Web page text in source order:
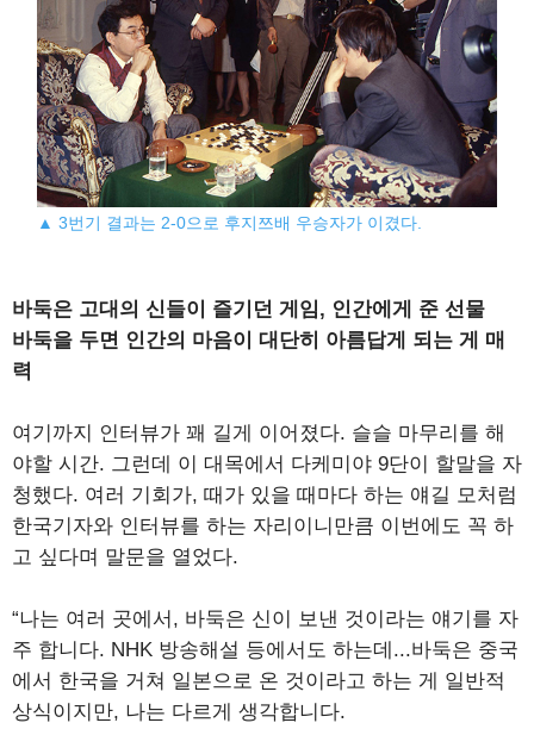
▲ 3번기 결과는 2-0으로 후지쯔배 우승자가 이겼다.
바둑은 고대의 신들이 즐기던 게임, 인간에게 준 선물
바둑을 두면 인간의 마음이 대단히 아름답게 되는 게 매
력
여기까지 인터뷰가 꽤 길게 이어졌다. 슬슬 마무리를 해
야할 시간. 그런데 이 대목에서 다케미야 9단이 할말을 자
청했다. 여러 기회가, 때가 있을 때마다 하는 얘길 모처럼
한국기자와 인터뷰를 하는 자리이니만큼 이번에도 꼭 하
고 싶다며 말문을 열었다.
“나는 여러 곳에서, 바둑은 신이 보낸 것이라는 얘기를 자
주 합니다. NHK 방송해설 등에서도 하는데...바둑은 중국
에서 한국을 거쳐 일본으로 온 것이라고 하는 게 일반적
상식이지만, 나는 다르게 생각합니다.